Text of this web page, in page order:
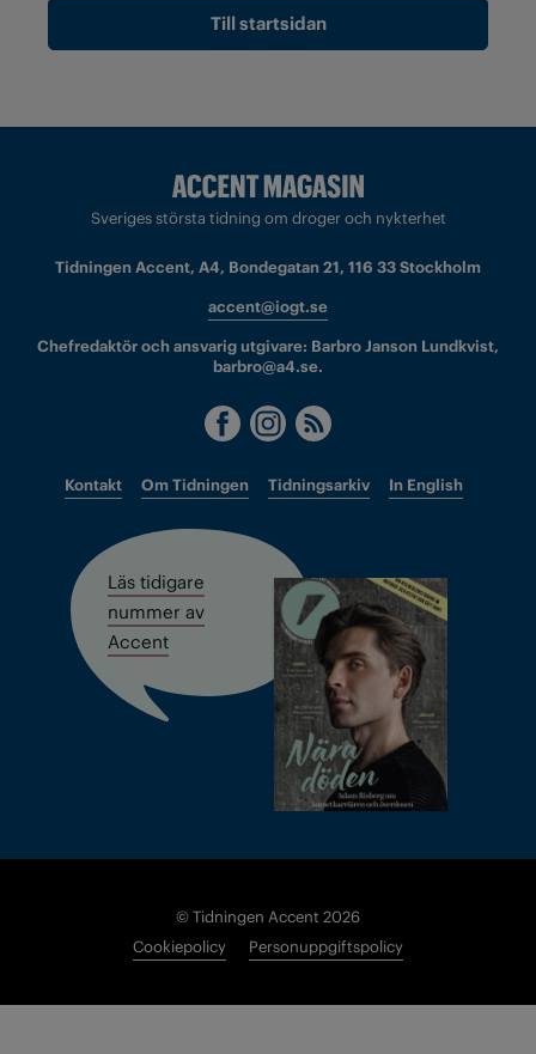
Till startsidan
Sveriges största tidning om droger och nykterhet
Tidningen Accent, A4, Bondegatan 21, 116 33 Stockholm
accent@iogt.se
Chefredaktör och ansvarig utgivare: Barbro Janson Lundkvist,
barbro@a4.se.
Kontakt Om Tidningen Tidningsarkiv In English
Läs tidigare
nummer av
Accent
© Tidningen Accent 2026
Cookiepolicy
Personuppgiftspolicy